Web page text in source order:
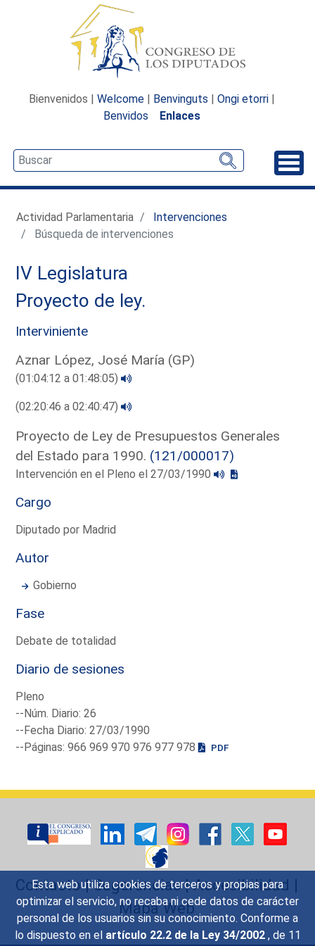
Esta web utiliza cookies de terceros y propias para
optimizar el servicio, no recaba ni cede datos de carácter
personal de los usuarios sin su conocimiento. Conforme a
lo dispuesto en el artículo 22.2 de la Ley 34/2002 , de 11
Bienvenidos | Welcome | Benvinguts | Ongi etorri |
Benvidos
Enlaces
Actividad Parlamentaria
Intervenciones
Búsqueda de intervenciones
IV Legislatura
Proyecto de ley.
Interviniente
Aznar López, José María (GP)
(01:04:12 a 01:48:05)
(02:20:46 a 02:40:47)
Proyecto de Ley de Presupuestos Generales
del Estado para 1990. (121/000017)
Intervención en el Pleno el 27/03/1990
Cargo
Diputado por Madrid
Autor
Gobierno
Fase
Debate de totalidad
Diario de sesiones
Pleno
--Núm. Diario: 26
--Fecha Diario: 27/03/1990
--Páginas: 966 969 970 976 977 978
PDF
Contacto|Sugerencias|Accesibilidad |
Mapa Web